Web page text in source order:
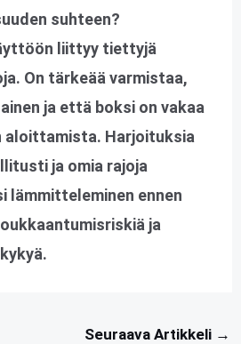
suhteen?
liittyy tiettyjä
On tärkeää varmistaa,
ja että boksi on vakaa
aloittamista. Harjoituksia
ja omia rajoja
lämmitteleminen ennen
ja
Seuraava Artikkeli →